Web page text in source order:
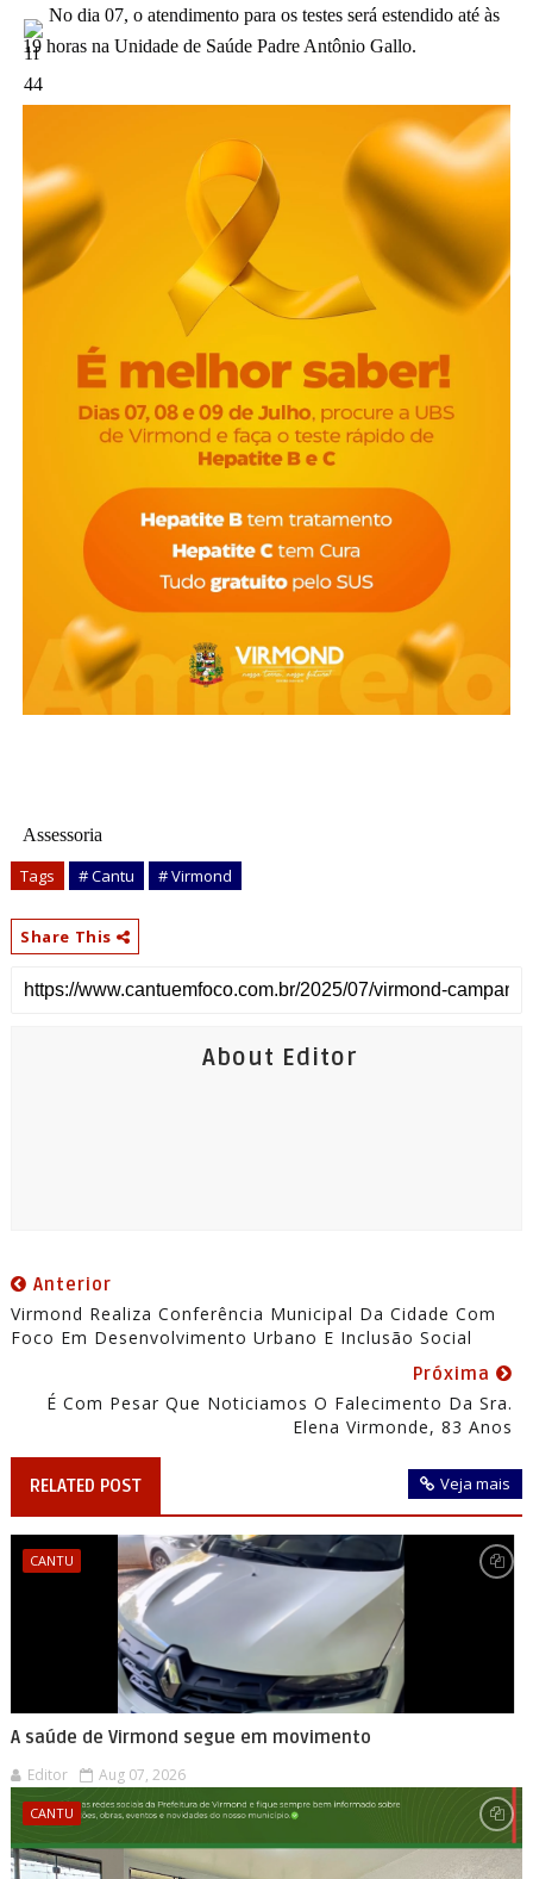
No dia 07, o atendimento para os testes será estendido até às
19 horas na Unidade de Saúde Padre Antônio Gallo.
Assessoria
Tags # Cantu # Virmond
Share This
About Editor
Anterior
Virmond Realiza Conferência Municipal Da Cidade Com
Foco Em Desenvolvimento Urbano E Inclusão Social
Próxima
É Com Pesar Que Noticiamos O Falecimento Da Sra.
Elena Virmonde, 83 Anos
RELATED POST Veja mais
CANTU
A saúde de Virmond segue em movimento
Editor Aug 07, 2026
CANTU